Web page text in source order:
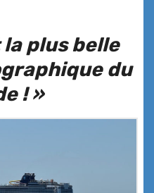
la plus belle
du
! »